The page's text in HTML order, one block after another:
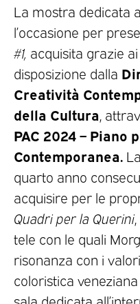
La mostra dedicata
l’occasione per
#1, acquisita grazie
disposizione dalla
Creatività
della Cultura ,
PAC 2024 – Piano
Contemporanea.
quarto anno
acquisire per le
Quadri per la Querini
tele con le quali
risonanza con i
coloristica
sala dedicata